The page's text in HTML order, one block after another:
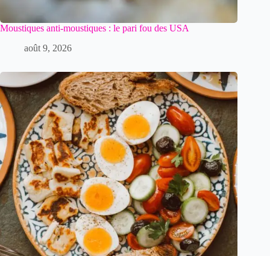
Moustiques anti-moustiques : le pari fou des USA
août 9, 2026